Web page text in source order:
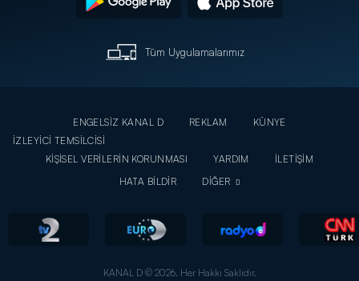
Tüm Uygulamalarımız
ENGELSİZ KANAL D REKLAM
KÜNYE
İZLEYİCİ TEMSİLCİSİ
KİŞİSEL VERİLERİN KORUNMASI
YARDIM
İLETİŞİM
HATA BİLDİR
DİĞER
KANAL D © 2026. Her Hakkı Saklıdır.